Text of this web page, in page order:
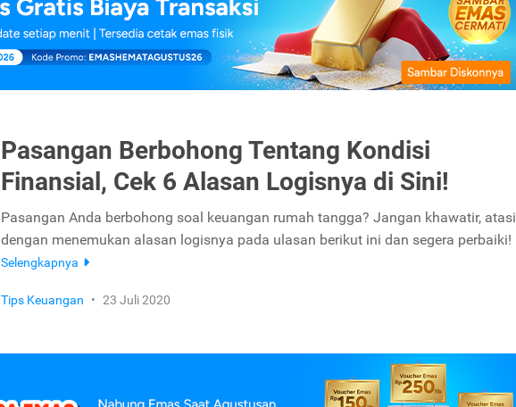
Pasangan Berbohong Tentang Kondisi
Finansial, Cek 6 Alasan Logisnya di Sini!
Pasangan Anda berbohong soal keuangan rumah tangga? Jangan khawatir, atasi
dengan menemukan alasan logisnya pada ulasan berikut ini dan segera perbaiki!
Selengkapnya
Tips Keuangan • 23 Juli 2020